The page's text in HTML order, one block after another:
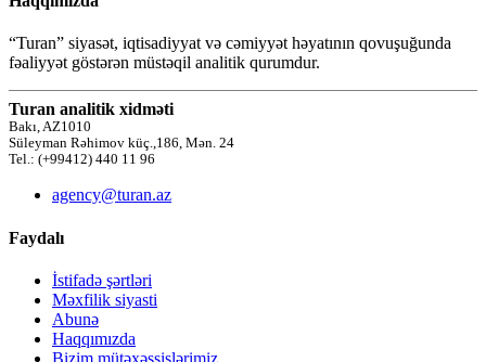
“Turan” siyasət, iqtisadiyyat və cəmiyyət həyatının qovuşuğunda
fəaliyyət göstərən müstəqil analitik qurumdur.
Turan analitik xidməti
Bakı, AZ1010
Süleyman Rəhimov küç.,186, Mən. 24
Tel.: (+99412) 440 11 96
agency@turan.az
Faydalı
İstifadə şərtləri
Məxfilik siyasti
Abunə
Haqqımızda
Bizim mütəxəssislərimiz